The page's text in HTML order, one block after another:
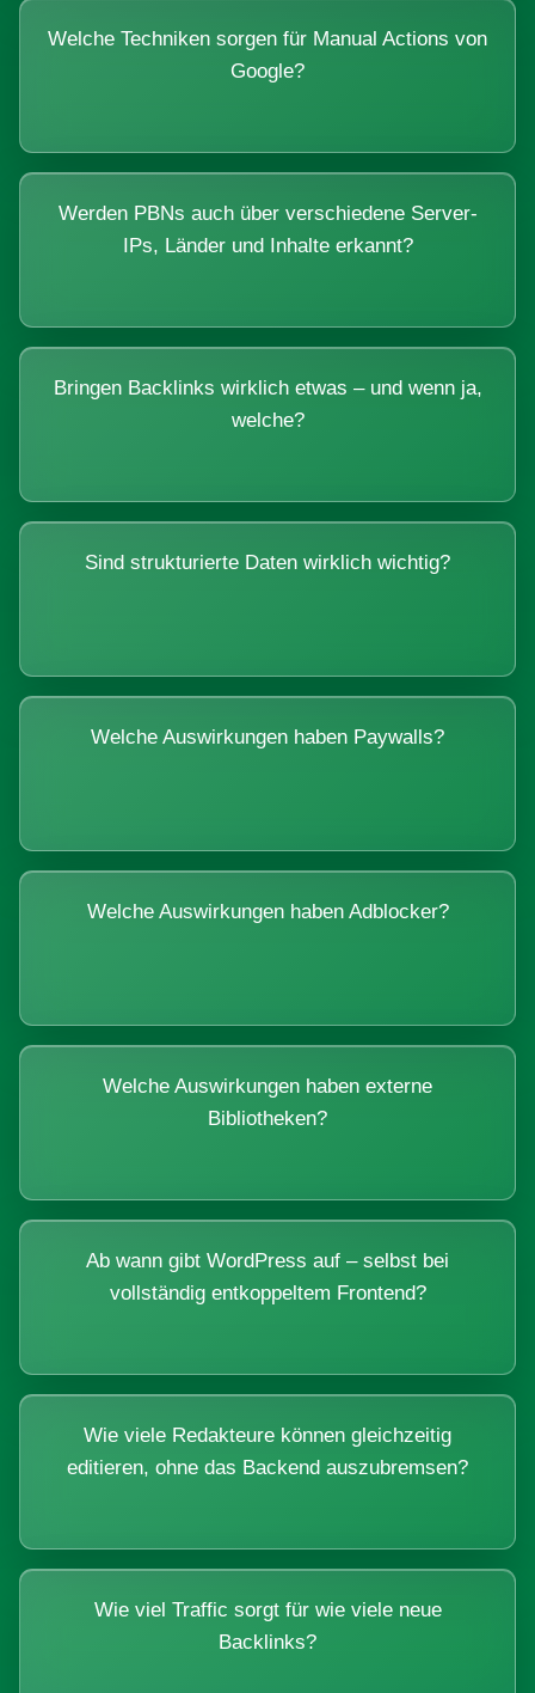
Welche Techniken sorgen für Manual Actions von
Google?
Werden PBNs auch über verschiedene Server-
IPs, Länder und Inhalte erkannt?
Bringen Backlinks wirklich etwas – und wenn ja,
welche?
Sind strukturierte Daten wirklich wichtig?
Welche Auswirkungen haben Paywalls?
Welche Auswirkungen haben Adblocker?
Welche Auswirkungen haben externe
Bibliotheken?
Ab wann gibt WordPress auf – selbst bei
vollständig entkoppeltem Frontend?
Wie viele Redakteure können gleichzeitig
editieren, ohne das Backend auszubremsen?
Wie viel Traffic sorgt für wie viele neue
Backlinks?